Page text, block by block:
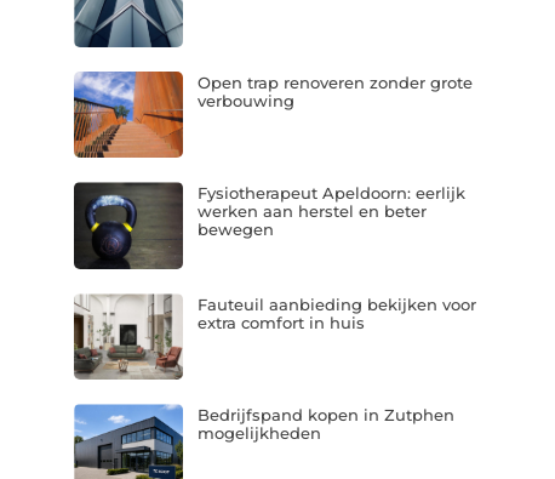
Open trap renoveren zonder grote
verbouwing
Fysiotherapeut Apeldoorn: eerlijk
werken aan herstel en beter
bewegen
Fauteuil aanbieding bekijken voor
extra comfort in huis
Bedrijfspand kopen in Zutphen
mogelijkheden